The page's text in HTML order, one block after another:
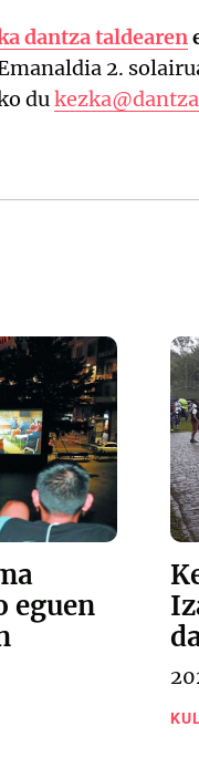
dantza taldearen
2.
du
eguen